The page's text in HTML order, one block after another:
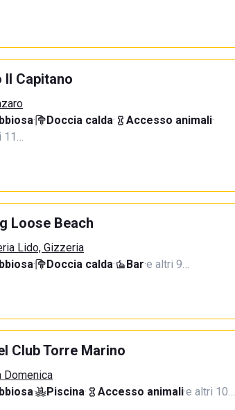
Il Capitano
· Doccia calda· Accesso animali·
11…
Loose Beach
Lido, Gizzeria
· Doccia calda· Bar·e altri 9…
Club Torre Marino
Domenica
· Piscina· Accesso animali·e altri 10…